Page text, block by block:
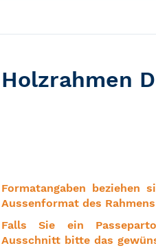
Holzrahmen
Formatangaben beziehen
Aussenformat des Rahmens
Falls Sie ein
Ausschnitt bitte das